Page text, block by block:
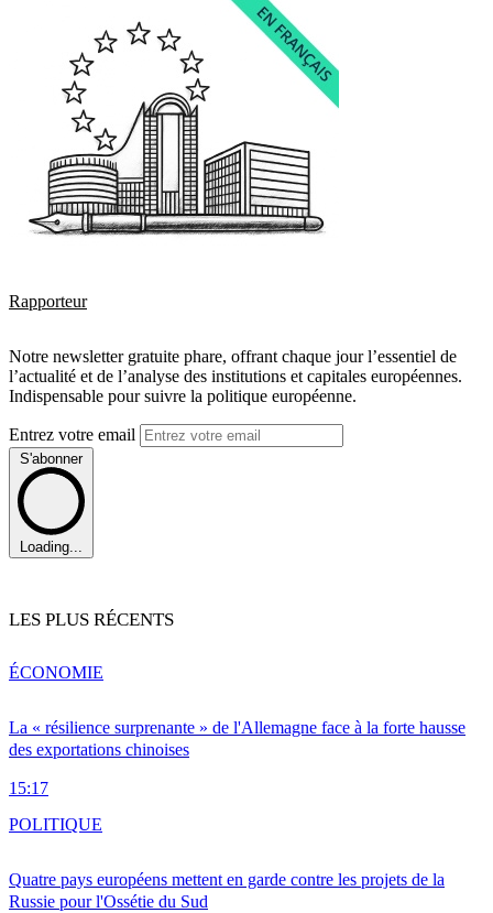
Rapporteur
Notre newsletter gratuite phare, offrant chaque jour l’essentiel de
l’actualité et de l’analyse des institutions et capitales européennes.
Indispensable pour suivre la politique européenne.
Entrez votre email
S'abonner
Loading...
LES PLUS RÉCENTS
La « résilience surprenante » de l'Allemagne face à la forte hausse
des exportations chinoises
15:17
ÉCONOMIE
Quatre pays européens mettent en garde contre les projets de la
Russie pour l'Ossétie du Sud
POLITIQUE